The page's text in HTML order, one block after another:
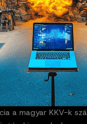
a magyar KKV-k